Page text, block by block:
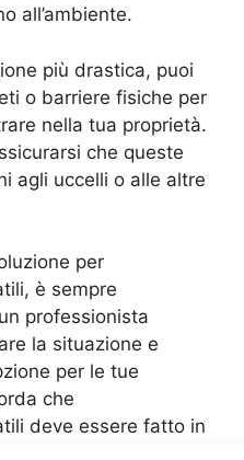
all’ambiente.
più drastica, puoi
o barriere fisiche per
nella tua proprietà.
che queste
agli uccelli o alle altre
per
è sempre
professionista
la situazione e
per le tue
che
deve essere fatto in